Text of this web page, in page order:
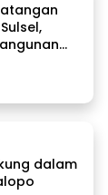
dalam